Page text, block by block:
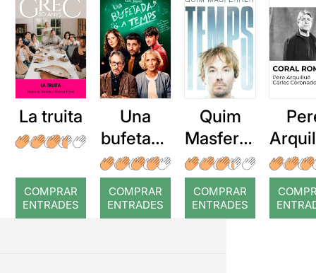
La truita
COMPRAR
ENTRADES
Una
bufetada
a temps
COMPRAR
ENTRADES
Quim
Masferre
r: Temps
COMPRAR
ENTRADES
: